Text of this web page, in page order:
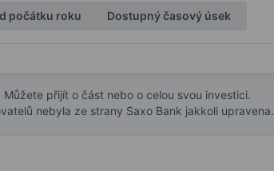
počátku roku Dostupný časový úsek
přijít o část nebo o celou svou investici.
nebyla ze strany Saxo Bank jakkoli upravena.